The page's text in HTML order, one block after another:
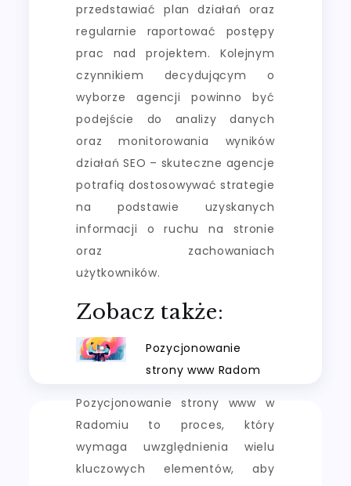
przedstawiać plan działań oraz
regularnie raportować postępy
prac nad projektem. Kolejnym
czynnikiem decydującym o
wyborze agencji powinno być
podejście do analizy danych
oraz monitorowania wyników
działań SEO – skuteczne agencje
potrafią dostosowywać strategie
na podstawie uzyskanych
informacji o ruchu na stronie
oraz zachowaniach
użytkowników.
Zobacz także:
Pozycjonowanie
strony www Radom
Pozycjonowanie strony www w
Radomiu to proces, który
wymaga uwzględnienia wielu
kluczowych elementów, aby